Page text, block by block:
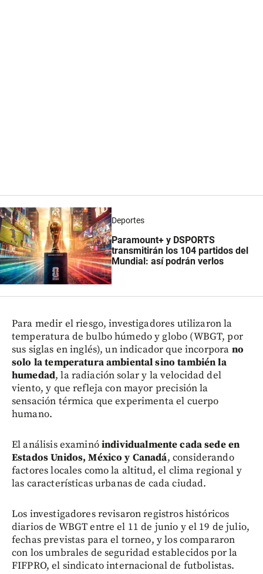
Deportes
Paramount+ y DSPORTS
transmitirán los 104 partidos del
Mundial: así podrán verlos
Para medir el riesgo, investigadores utilizaron la
temperatura de bulbo húmedo y globo (WBGT, por
sus siglas en inglés), un indicador que incorpora no
solo la temperatura ambiental sino también la
humedad, la radiación solar y la velocidad del
viento, y que refleja con mayor precisión la
sensación térmica que experimenta el cuerpo
humano.
El análisis examinóindividualmente cada sede en
Estados Unidos, México y Canadá, considerando
factores locales como la altitud, el clima regional y
las características urbanas de cada ciudad.
Los investigadores revisaron registros históricos
diarios de WBGT entre el 11 de junio y el 19 de julio,
fechas previstas para el torneo, y los compararon
con los umbrales de seguridad establecidos por la
FIFPRO, el sindicato internacional de futbolistas.